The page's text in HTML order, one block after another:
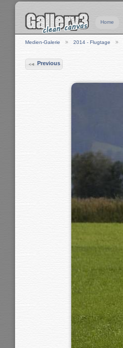
Home
Medien-Galerie 2014 - Flugtage
Previous